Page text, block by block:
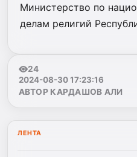
Министерство по
делам религий
24
2024-08-30 17:23:16
АВТОР КАРДАШОВ АЛИ
ЛЕНТА